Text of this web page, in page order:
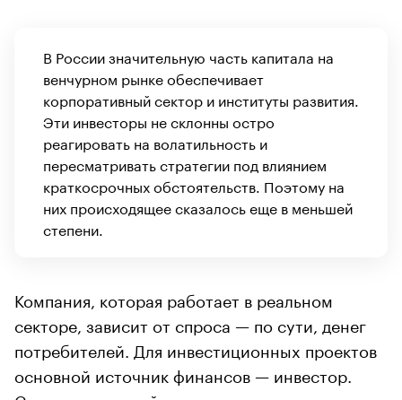
В России значительную часть капитала на
венчурном рынке обеспечивает
корпоративный сектор и институты развития.
Эти инвесторы не склонны остро
реагировать на волатильность и
пересматривать стратегии под влиянием
краткосрочных обстоятельств. Поэтому на
них происходящее сказалось еще в меньшей
степени.
Компания, которая работает в реальном
секторе, зависит от спроса — по сути, денег
потребителей. Для инвестиционных проектов
основной источник финансов — инвестор.